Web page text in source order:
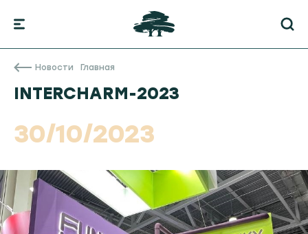
Главная
Новости
INTERCHARM-2023
30/10/2023